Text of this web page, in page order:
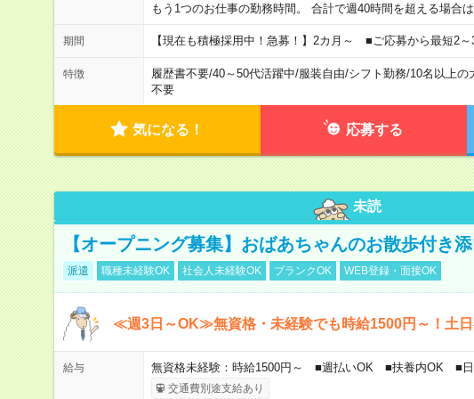
もう1つのお仕事の勤務時間。 合計で週40時間を超える場合は
期間 【現在も積極採用中！急募！】2カ月～ ■ご応募から最短2～
特徴 履歴書不要/40～50代活躍中/服装自由/シフト勤務/10名以上の
不要
気になる！ 応募する
未読
【オープニング募集】おばあちゃんのお散歩付き
派遣 職種未経験OK 社会人未経験OK ブランクOK WEB登録・面接OK
≪週3日～OK≫無資格・未経験でも時給1500円～！土日
給与 無資格未経験：時給1500円～ ■週払いOK ■扶養内OK ■日
交通費別途支給あり